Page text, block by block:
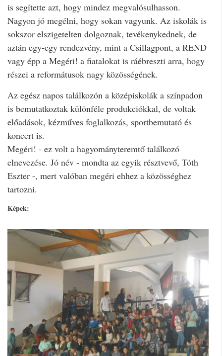
is segítette azt, hogy mindez megvalósulhasson.
Nagyon jó megélni, hogy sokan vagyunk. Az iskolák is
sokszor elszigetelten dolgoznak, tevékenykednek, de
aztán egy-egy rendezvény, mint a Csillagpont, a REND
vagy épp a Megéri! a fiatalokat is ráébreszti arra, hogy
részei a reformátusok nagy közösségének.
Az egész napos találkozón a középiskolák a színpadon
is bemutatkoztak különféle produkciókkal, de voltak
előadások, kézműves foglalkozás, sportbemutató és
koncert is.
Megéri! - ez volt a hagyományteremtő találkozó
elnevezése. Jó név - mondta az egyik résztvevő, Tóth
Eszter -, mert valóban megéri ehhez a közösséghez
tartozni.
Képek: